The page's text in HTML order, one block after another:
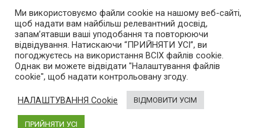
Правила використання матеріалів
Підпишись на AutoGeek!
facebooktwitter instagramyoutube tumblr linkedin
Ми використовуємо файли cookie на нашому веб-сайті,
щоб надати вам найбільш релевантний досвід,
запам’ятавши ваші уподобання та повторюючи
відвідування. Натискаючи “ПРИЙНЯТИ УСІ”, ви
погоджуєтесь на використання ВСІХ файлів cookie.
Однак ви можете відвідати "Налаштування файлів
cookie", щоб надати контрольовану згоду.
НАЛАШТУВАННЯ Cookie ВІДМОВИТИ УСІМ
ПРИЙНЯТИ УСІ